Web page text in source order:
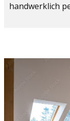
handwerklich